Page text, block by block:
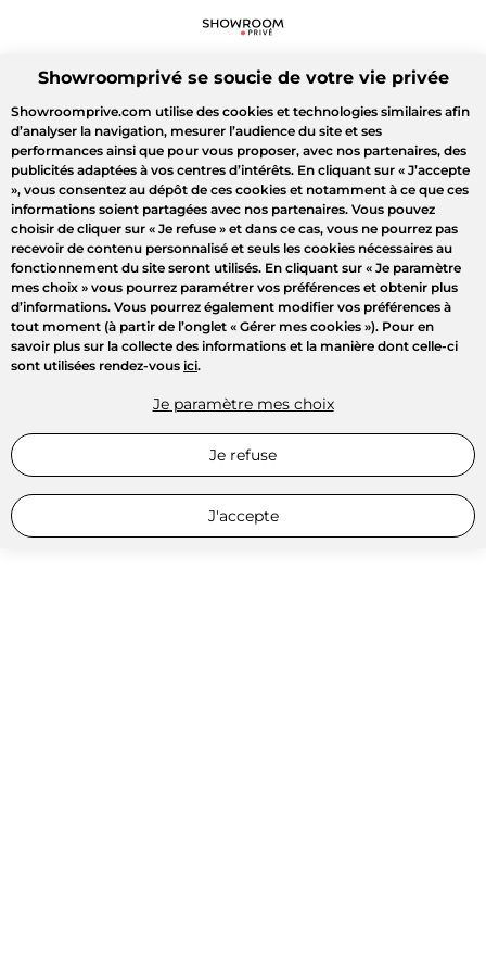
Showroomprivé se soucie de votre vie privée
Showroomprive.com utilise des cookies et technologies similaires afin
d’analyser la navigation, mesurer l’audience du site et ses
performances ainsi que pour vous proposer, avec nos partenaires, des
publicités adaptées à vos centres d’intérêts. En cliquant sur « J’accepte
», vous consentez au dépôt de ces cookies et notamment à ce que ces
informations soient partagées avec nos partenaires. Vous pouvez
choisir de cliquer sur « Je refuse » et dans ce cas, vous ne pourrez pas
recevoir de contenu personnalisé et seuls les cookies nécessaires au
fonctionnement du site seront utilisés. En cliquant sur « Je paramètre
mes choix » vous pourrez paramétrer vos préférences et obtenir plus
d’informations. Vous pourrez également modifier vos préférences à
tout moment (à partir de l’onglet « Gérer mes cookies »). Pour en
savoir plus sur la collecte des informations et la manière dont celle-ci
sont utilisées rendez-vous ici.
Je paramètre mes choix
Je refuse
J'accepte